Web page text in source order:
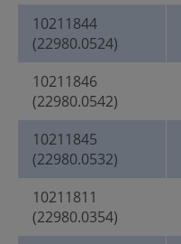
10211844
(22980.0524)
10211846
(22980.0542)
10211845
(22980.0532)
10211811
(22980.0354)